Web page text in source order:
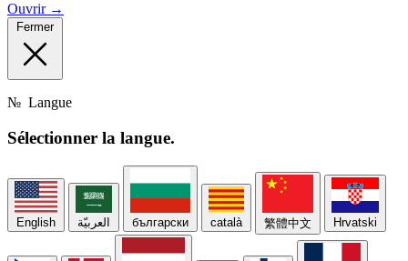
Ouvrir →
Fermer
№ Langue
Sélectionner la langue.
English العربيّة български català 繁體中文 Hrvatski